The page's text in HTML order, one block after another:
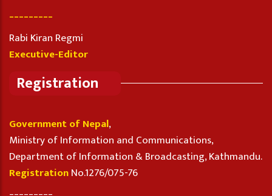
Rabi Kiran Regmi
Executive-Editor
Registration
Government of Nepal,
Ministry of Information and Communications,
Department of Information & Broadcasting, Kathmandu.
RegistrationNo.1276/075-76